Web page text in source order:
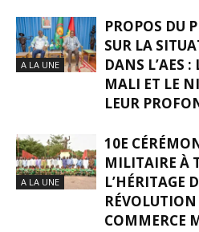
A LA UNE
PROPOS DU
SUR LA
DANS L’AES
MALI ET LE
LEUR
A LA UNE
10E
MILITAIRE À
L’HÉRITAGE
COMMERCE